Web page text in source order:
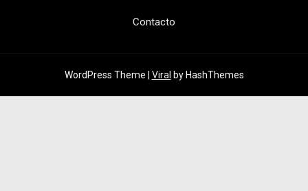
Contacto
WordPress Theme | Viral by HashThemes